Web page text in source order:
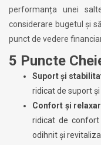
performanța unei
considerare bugetul și
punct de vedere
5 Puncte
Suport și
ridicat de suport
Confort și
ridicat de
odihnit și